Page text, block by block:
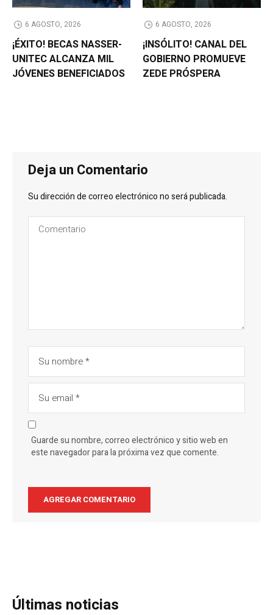
6 AGOSTO, 2026
¡ÉXITO! BECAS NASSER-
UNITEC ALCANZA MIL
JÓVENES BENEFICIADOS
6 AGOSTO, 2026
¡INSÓLITO! CANAL DEL
GOBIERNO PROMUEVE
ZEDE PRÓSPERA
Deja un Comentario
Su dirección de correo electrónico no será publicada.
Guarde su nombre, correo electrónico y sitio web en
este navegador para la próxima vez que comente.
Últimas noticias